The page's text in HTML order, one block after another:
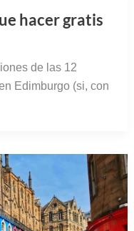
hacer gratis
de las 12
Edimburgo (si, con